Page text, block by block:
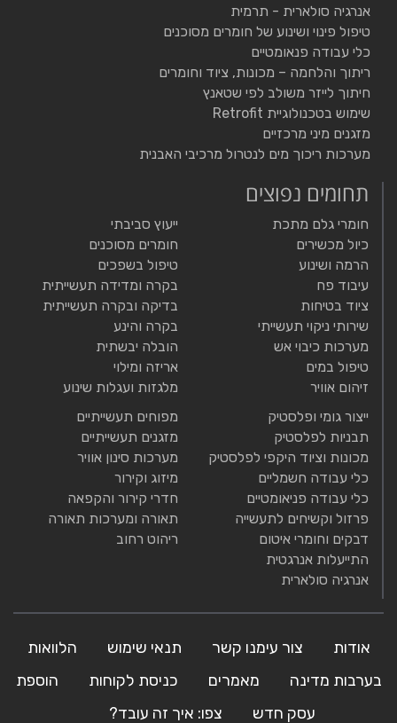
אנרגיה סולארית - תרמית
טיפול פינוי ושינוע של חומרים מסוכנים
כלי עבודה פנאומטיים
ריתוך והלחמה – מכונות, ציוד וחומרים
חיתוך לייזר משולב לפי שטאנץ
שימוש בטכנולוגיית Retrofit
מזגנים מיני מרכזיים
מערכות ריכוך מים לנטרול מרכיבי האבנית
תחומים נפוצים
חומרי גלם מתכת
כיול מכשירים
הרמה ושינוע
עיבוד פח
ציוד בטיחות
שירותי ניקוי תעשייתי
מערכות כיבוי אש
טיפול במים
זיהום אוויר
ייעוץ סביבתי
חומרים מסוכנים
טיפול בשפכים
בקרה ומדידה תעשייתית
בדיקה ובקרה תעשייתית
בקרה והינע
הובלה יבשתית
אריזה ומילוי
מלגזות ועגלות שינוע
ייצור גומי ופלסטיק
תבניות לפלסטיק
מכונות וציוד היקפי לפלסטיק
כלי עבודה חשמליים
כלי עבודה פניאומטיים
פרזול וקשיחים לתעשייה
דבקים וחומרי איטום
התייעלות אנרגטית
אנרגיה סולארית
מפוחים תעשייתיים
מזגנים תעשייתיים
מערכות סינון אוויר
מיזוג וקירור
חדרי קירור והקפאה
תאורה ומערכות תאורה
ריהוט רחוב
אודות צור עימנו קשר תנאי שימוש
הלוואות
בערבות מדינה
מאמרים כניסת לקוחות
הוספת
עסק חדש
צפו: איך זה עובד?